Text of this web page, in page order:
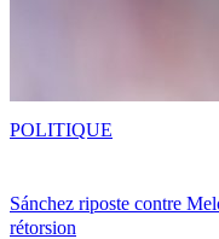
Sánchez riposte contre
rétorsion
POLITIQUE